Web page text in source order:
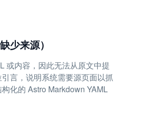
少来源）
或内容，因此无法从原文中提
言，说明系统需要源页面以抓
化的 Astro Markdown YAML